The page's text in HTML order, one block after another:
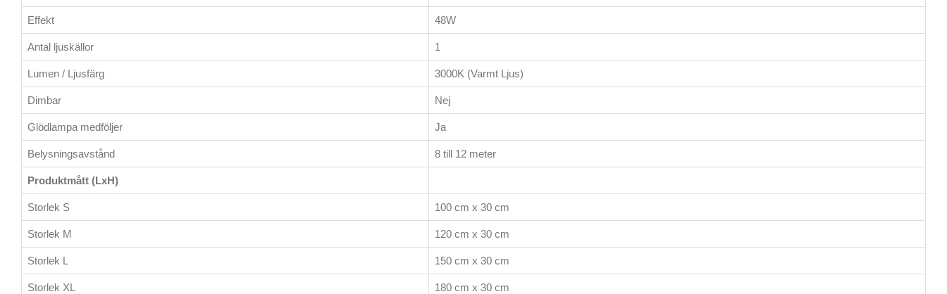
Effekt 48W
Antal ljuskällor 1
Lumen / Ljusfärg 3000K (Varmt Ljus)
Dimbar Nej
Glödlampa medföljer Ja
Belysningsavstånd 8 till 12 meter
Produktmått (LxH)
Storlek S 100 cm x 30 cm
Storlek M 120 cm x 30 cm
Storlek L 150 cm x 30 cm
Storlek XL 180 cm x 30 cm